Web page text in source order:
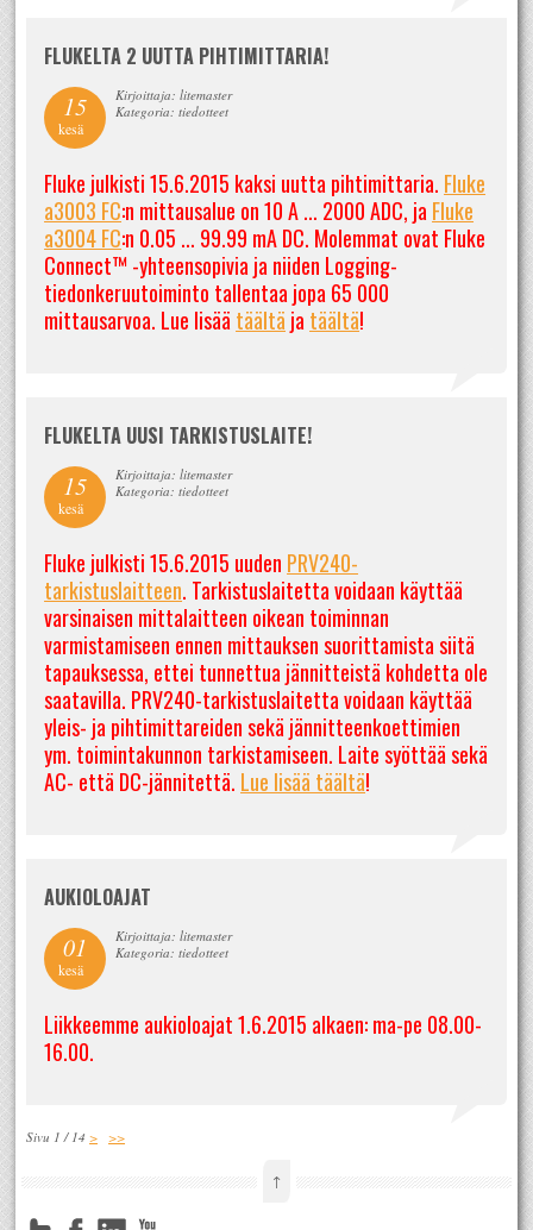
FLUKELTA 2 UUTTA PIHTIMITTARIA!
15
kesä
Kirjoittaja: litemaster
Kategoria: tiedotteet
Fluke julkisti 15.6.2015 kaksi uutta pihtimittaria. Fluke
a3003 FC:n mittausalue on 10 A ... 2000 ADC, ja Fluke
a3004 FC:n 0.05 ... 99.99 mA DC. Molemmat ovat Fluke
Connect™ -yhteensopivia ja niiden Logging-
tiedonkeruutoiminto tallentaa jopa 65 000
mittausarvoa. Lue lisää täältä ja täältä!
FLUKELTA UUSI TARKISTUSLAITE!
15
kesä
Kirjoittaja: litemaster
Kategoria: tiedotteet
Fluke julkisti 15.6.2015 uuden PRV240-
tarkistuslaitteen. Tarkistuslaitetta voidaan käyttää
varsinaisen mittalaitteen oikean toiminnan
varmistamiseen ennen mittauksen suorittamista siitä
tapauksessa, ettei tunnettua jännitteistä kohdetta ole
saatavilla. PRV240-tarkistuslaitetta voidaan käyttää
yleis- ja pihtimittareiden sekä jännitteenkoettimien
ym. toimintakunnon tarkistamiseen. Laite syöttää sekä
AC- että DC-jännitettä. Lue lisää täältä!
AUKIOLOAJAT
01
kesä
Kirjoittaja: litemaster
Kategoria: tiedotteet
Liikkeemme aukioloajat 1.6.2015 alkaen: ma-pe 08.00-
16.00.
Sivu 1 / 14 > >>
↑